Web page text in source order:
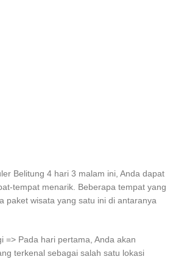
Belitung 4 hari 3 malam ini, Anda dapat
tempat menarik. Beberapa tempat yang
paket wisata yang satu ini di antaranya
=> Pada hari pertama, Anda akan
terkenal sebagai salah satu lokasi